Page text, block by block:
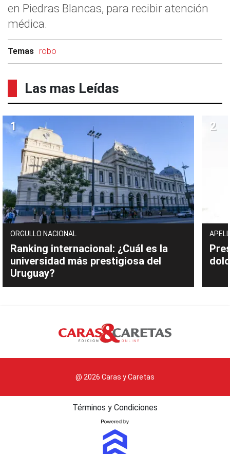
en Piedras Blancas, para recibir atención
médica.
Temas robo
Las mas Leídas
ORGULLO NACIONAL
Ranking internacional: ¿Cuál es la
universidad más prestigiosa del
Uruguay?
@ 2026 Caras y Caretas
Términos y Condiciones